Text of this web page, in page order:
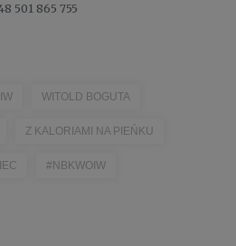
501 865 755
WITOLD BOGUTA
Z KALORIAMI NA PIEŃKU
#NBKWOIW